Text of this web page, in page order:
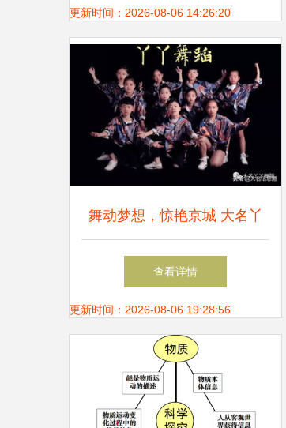
平台
更新时间：2026-08-06 14:26:20
舞动梦想，惊艳京城 大名丫
丫舞蹈荣登北京卫视
查看详情
更新时间：2026-08-06 19:28:56